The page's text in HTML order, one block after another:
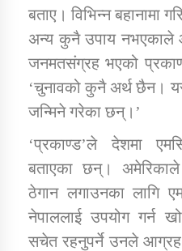
तातोपानी गाउँपालिकाको न्यायिक समिति
तातोपानी गाउँपालिका जुम्लाको महिला
सम्बन्धी सूचना सन्देश
तातोपानी गाउँपालिका जुम्लाको महिनावारी
सन्देश
बताए। विभिन्न बहानामा
अन्य कुनै उपाय नभएकाले
जनमतसंग्रह भएको
‘चुनावको कुनै अर्थ छैन।
जन्मिने गरेका छन्।’
‘प्रकाण्ड’ले देशमा
बताएका छन्। अमेरिकाले
ठेगान लगाउनका लागि
नेपाललाई उपयोग गर्न
सचेत रहनुपर्ने उनले आग्रह